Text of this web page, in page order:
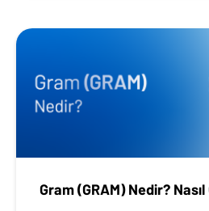
Gram (GRAM) Nedir? Nasıl